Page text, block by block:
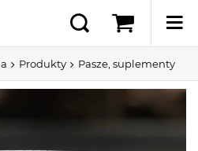
Produkty Pasze, suplementy i